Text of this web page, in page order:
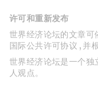
许可和重新发布
世界经济论坛的文章
国际公共许可协议 , 并
世界经济论坛是一个独
人观点。